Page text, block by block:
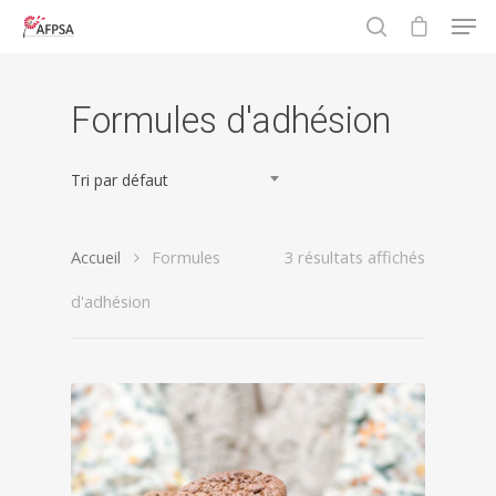
Hit enter to search or ESC to close
Formules d'adhésion
Tri par défaut
3 résultats affichés
Accueil
Formules
d'adhésion